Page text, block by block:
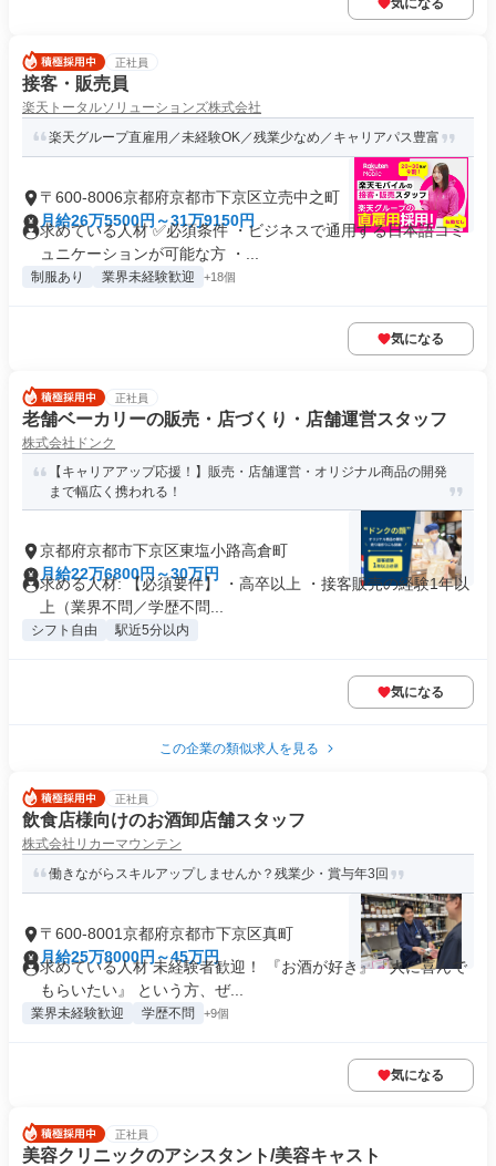
気になる
正社員
接客・販売員
楽天トータルソリューションズ株式会社
楽天グループ直雇用／未経験OK／残業少なめ／キャリアパス豊富
〒600-8006京都府京都市下京区立売中之町
月給26万5500円～31万9150円
求めている人材 ✅必須条件 ・ビジネスで通用する日本語コミ
ュニケーションが可能な方 ・...
制服あり 業界未経験歓迎 +18個
気になる
正社員
老舗ベーカリーの販売・店づくり・店舗運営スタッフ
株式会社ドンク
【キャリアアップ応援！】販売・店舗運営・オリジナル商品の開発
まで幅広く携われる！
京都府京都市下京区東塩小路高倉町
月給22万6800円～30万円
求める人材: 【必須要件】 ・高卒以上 ・接客販売の経験1年以
上（業界不問／学歴不問...
シフト自由 駅近5分以内
気になる
この企業の類似求人を見る
正社員
飲食店様向けのお酒卸店舗スタッフ
株式会社リカーマウンテン
働きながらスキルアップしませんか？残業少・賞与年3回
〒600-8001京都府京都市下京区真町
月給25万8000円～45万円
求めている人材 未経験者歓迎！ 『お酒が好き』『人に喜んで
もらいたい』 という方、ぜ...
業界未経験歓迎 学歴不問 +9個
気になる
正社員
美容クリニックのアシスタント/美容キャスト